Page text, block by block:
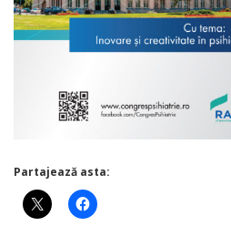
Partajează asta: